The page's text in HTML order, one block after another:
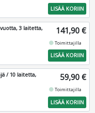
LISÄÄ KORIIN
3 laitetta,
141,90 €
fiber_manual_recordToimittajilla
LISÄÄ KORIIN
/ 10 laitetta,
59,90 €
fiber_manual_recordToimittajilla
LISÄÄ KORIIN